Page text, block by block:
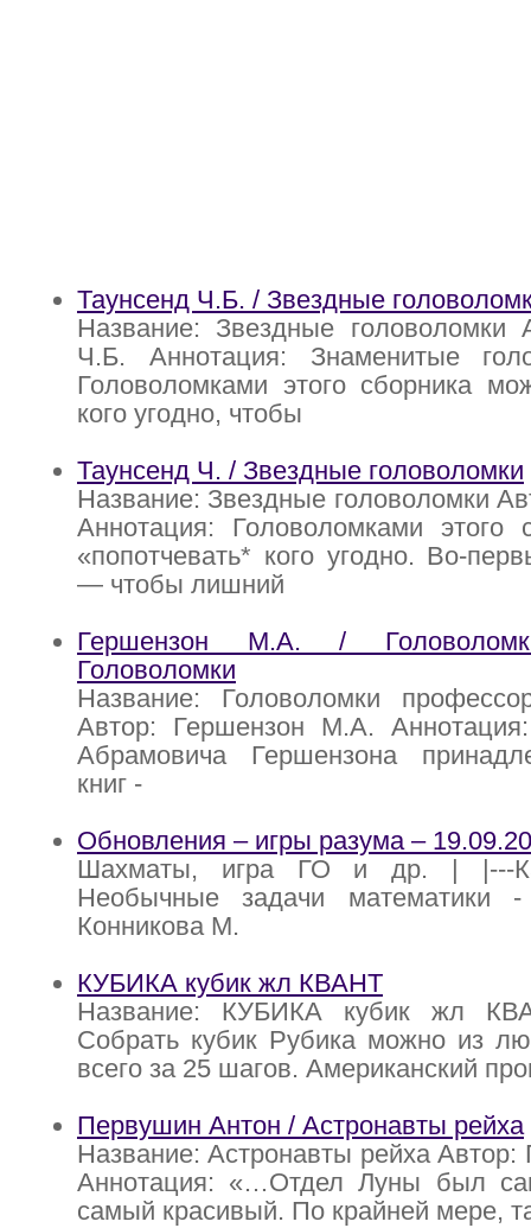
Таунсенд Ч.Б. / Звездные
Название: Звездные головоломки
Ч.Б. Аннотация: Знаменитые
Головоломками этого сборника
кого угодно, чтобы
Таунсенд Ч. / Звездные головоломки
Название: Звездные головоломки
Аннотация: Головоломками этого
«попотчевать* кого угодно. Во-
— чтобы лишний
Гершензон М.А. /
Головоломки
Название: Головоломки
Автор: Гершензон М.А.
Абрамовича Гершензона
книг -
Обновления – игры разума –
Шахматы, игра ГО и др. | |---
Необычные задачи математики
Конникова М.
КУБИКА кубик жл КВАНТ
Название: КУБИКА кубик жл
Собрать кубик Рубика можно из
всего за 25 шагов. Американский
Первушин Антон / Астронавты рейха
Название: Астронавты рейха
Аннотация: «…Отдел Луны был
самый красивый. По крайней мере,